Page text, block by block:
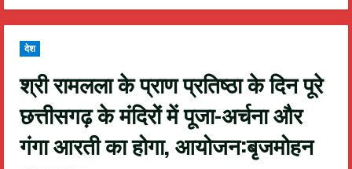
देश
श्री रामलला के प्राण प्रतिष्ठा के दिन पूरे
छत्तीसगढ़ के मंदिरों में पूजा-अर्चना और
गंगा आरती का होगा, आयोजन:बृजमोहन